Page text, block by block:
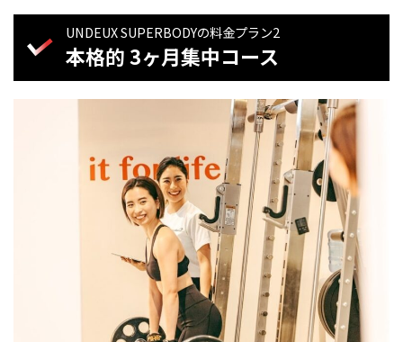
UNDEUX SUPERBODYの料金プラン2
本格的 3ヶ月集中コース